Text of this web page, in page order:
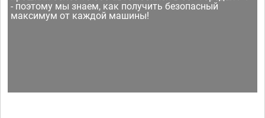
- поэтому мы знаем, как получить безопасный
максимум от каждой машины!